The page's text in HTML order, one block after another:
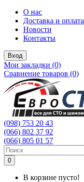
О нас
Доставка и оплата
Новости
Контакты
Вход
Мои закладки (0)
Сравнение товаров (0)
(098) 753 20 43
(066) 802 37 92
(066) 805 01 57
0
В корзине пусто!